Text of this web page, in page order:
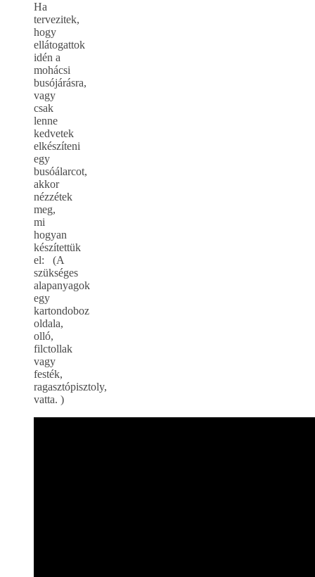
Ha
tervezitek,
hogy
ellátogattok
idén a
mohácsi
busójárásra,
vagy
csak
lenne
kedvetek
elkészíteni
egy
busóálarcot,
akkor
nézzétek
meg,
mi
hogyan
készítettük
el: (A
szükséges
alapanyagok
egy
kartondoboz
oldala,
olló,
filctollak
vagy
festék,
ragasztópisztoly,
vatta. )